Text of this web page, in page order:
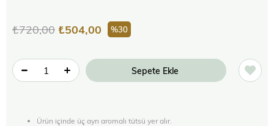
₺720,00 ₺504,00 30
Ürün içinde üç ayrı aromalı tütsü yer alır.